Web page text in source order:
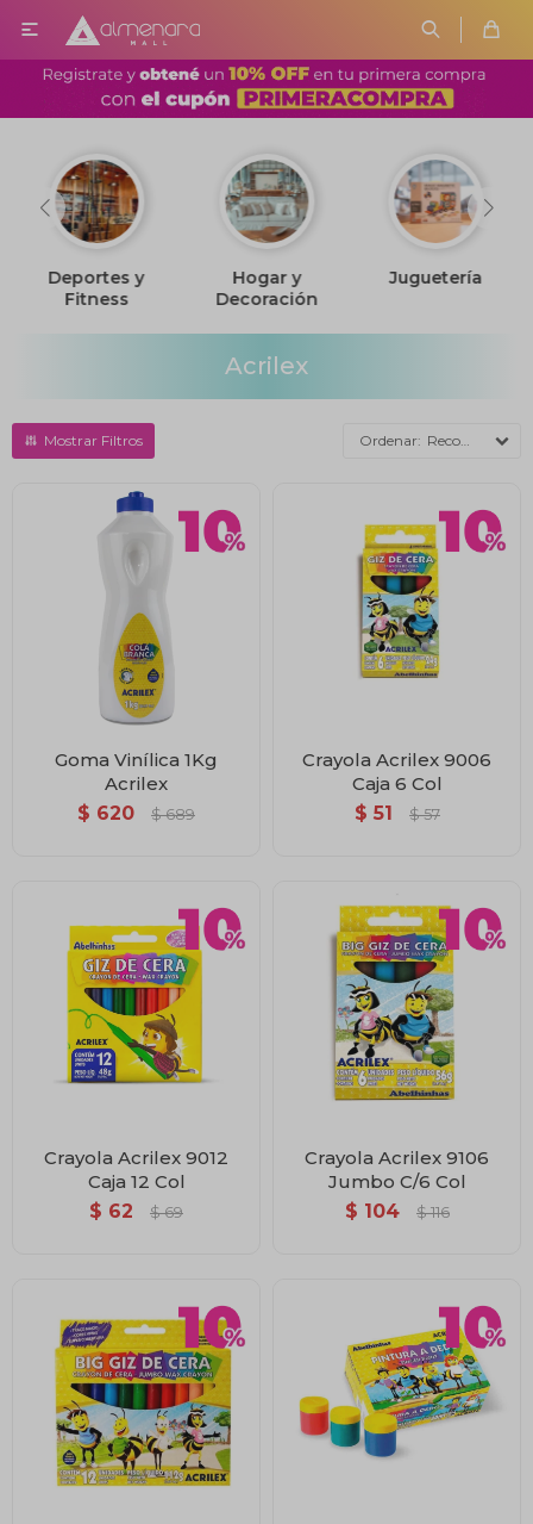

Deportes y
Fitness
Hogar y
Decoración
Juguetería
Acrilex
Recomendados
Goma Vinílica 1Kg
Acrilex
$ 620 $ 689
Crayola Acrilex 9006
Caja 6 Col
$ 51 $ 57
Crayola Acrilex 9012
Caja 12 Col
$ 62 $ 69
Crayola Acrilex 9106
Jumbo C/6 Col
$ 104 $ 116